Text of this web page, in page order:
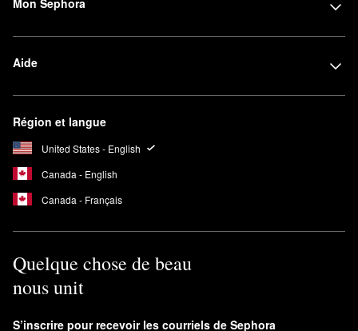
Mon Sephora
Aide
Région et langue
United States - English
Canada - English
Canada - Français
Quelque chose de beau
nous unit
S’inscrire pour recevoir les courriels de Sephora